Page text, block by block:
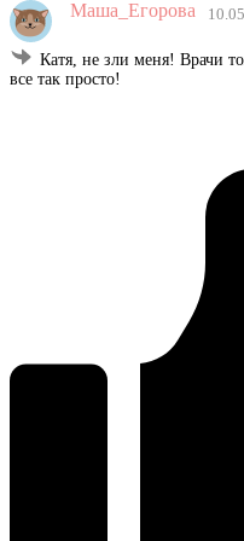
Маша_Егорова
Катя, не зли меня! Врачи
все так просто!